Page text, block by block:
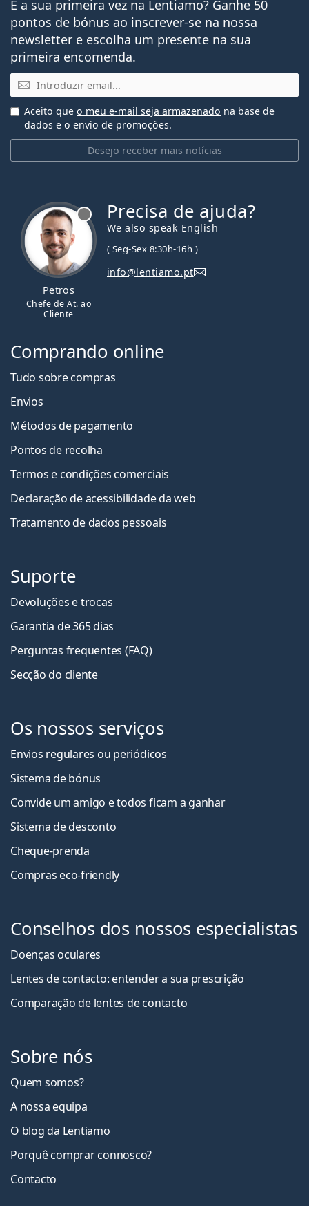
É a sua primeira vez na Lentiamo? Ganhe 50
pontos de bónus ao inscrever-se na nossa
newsletter e escolha um presente na sua
primeira encomenda.
Email
Desejo receber mais notícias
Aceito que o meu e-mail seja armazenado na base de
dados e o envio de promoções.
Petros
Chefe de At. ao
Cliente
Precisa de ajuda?
We also speak English
( Seg-Sex 8:30h-16h )
info@lentiamo.pt
Comprando online
Tudo sobre compras
Envios
Métodos de pagamento
Pontos de recolha
Termos e condições comerciais
Declaração de acessibilidade da web
Tratamento de dados pessoais
Suporte
Devoluções e trocas
Garantia de 365 dias
Perguntas frequentes (FAQ)
Secção do cliente
Os nossos serviços
Envios regulares ou periódicos
Sistema de bónus
Convide um amigo e todos ficam a ganhar
Sistema de desconto
Cheque-prenda
Compras eco-friendly
Conselhos dos nossos especialistas
Doenças oculares
Lentes de contacto: entender a sua prescrição
Comparação de lentes de contacto
Sobre nós
Quem somos?
A nossa equipa
O blog da Lentiamo
Porquê comprar connosco?
Contacto